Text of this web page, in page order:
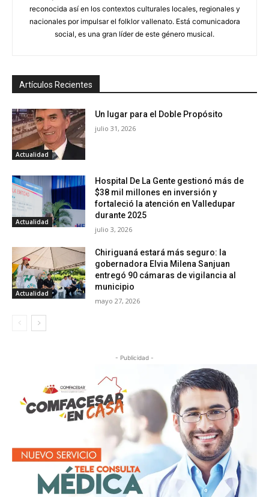
reconocida así en los contextos culturales locales, regionales y
nacionales por impulsar el folklor vallenato. Está comunicadora
social, es una gran líder de este género musical.
Artículos Recientes
Actualidad
Un lugar para el Doble Propósito
julio 31, 2026
Actualidad
Hospital De La Gente gestionó más de
$38 mil millones en inversión y
fortaleció la atención en Valledupar
durante 2025
julio 3, 2026
Actualidad
Chiriguaná estará más seguro: la
gobernadora Elvia Milena Sanjuan
entregó 90 cámaras de vigilancia al
municipio
mayo 27, 2026
- Publicidad -